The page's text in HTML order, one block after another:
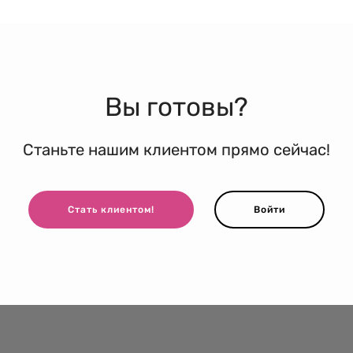
Вы готовы?
Станьте нашим клиентом прямо сейчас!
Стать клиентом! Войти